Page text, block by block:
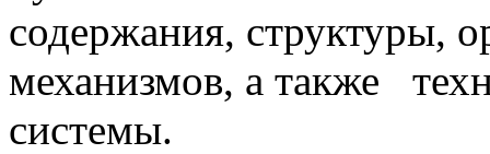
содержания, структуры,
механизмов, а также
системы.